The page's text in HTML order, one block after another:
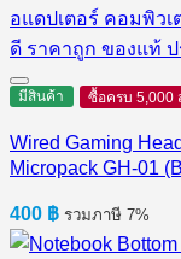
มีสินค้า ซื้อครบ 5,000
Wired Gaming
Micropack GH-01
400 ฿ รวมภาษี 7%